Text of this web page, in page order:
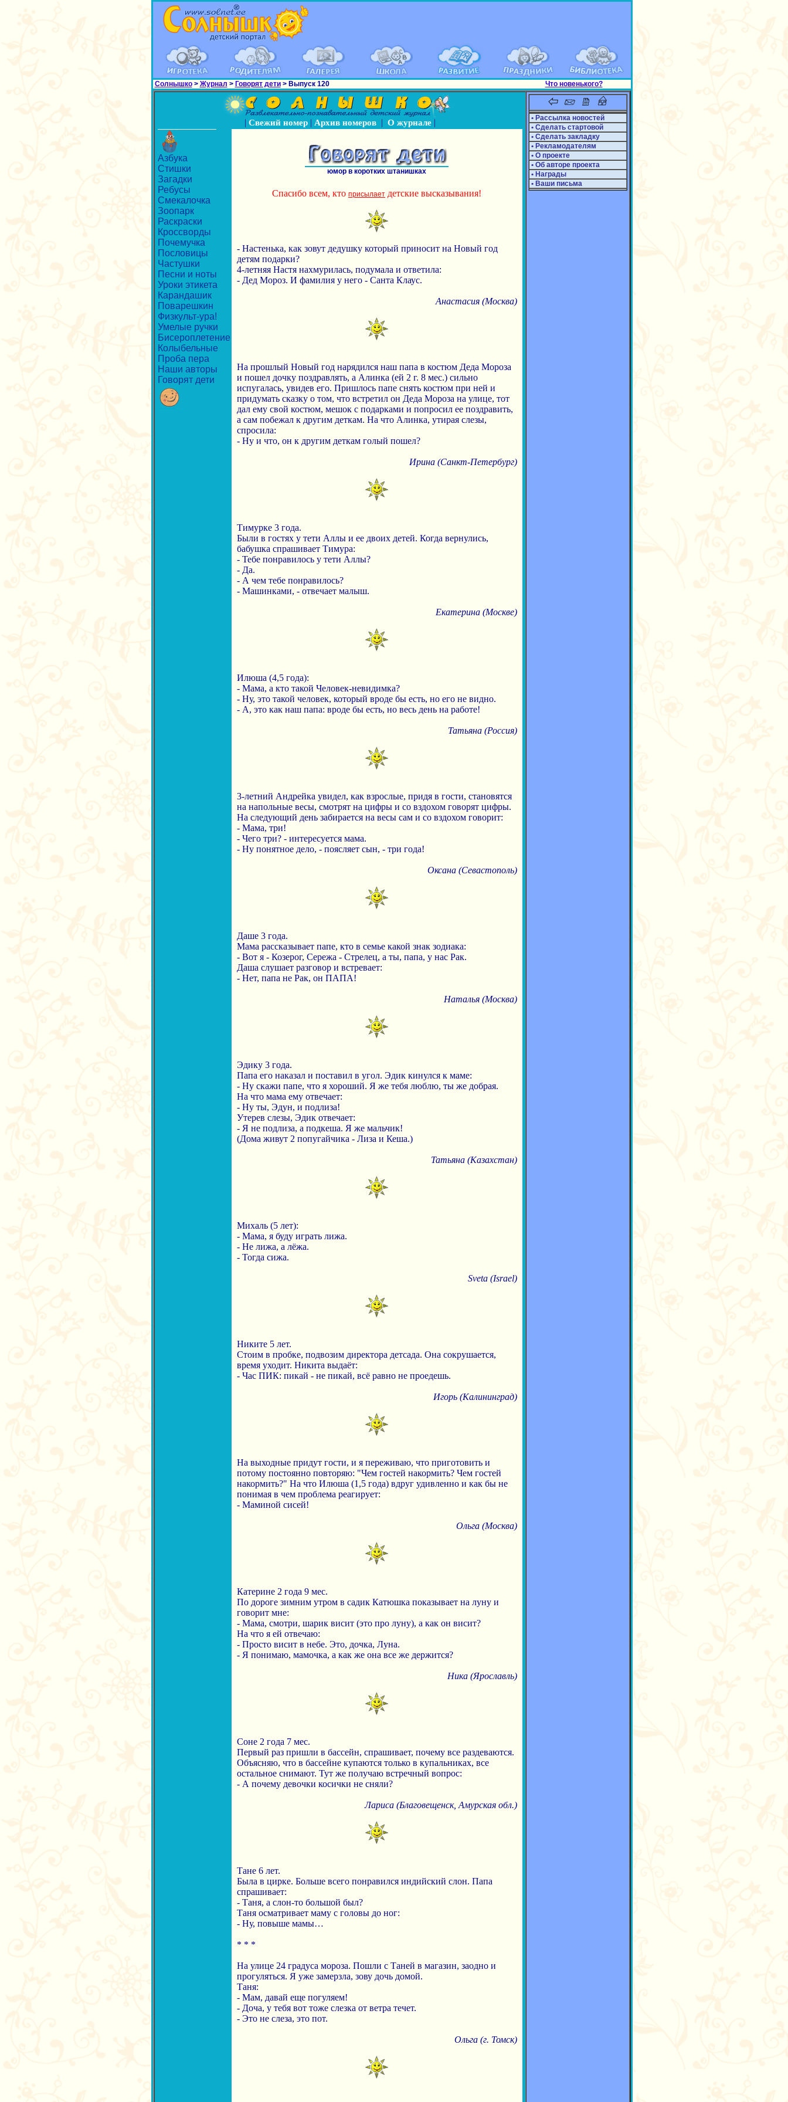
Солнышко> Журнал > Говорят дети> Выпуск 120 Что новенького?
| Свежий номер| Архив номеров| О журнале|
Азбука
Стишки
Загадки
Ребусы
Смекалочка
Зоопарк
Раскраски
Кроссворды
Почемучка
Пословицы
Частушки
Песни и ноты
Уроки этикета
Карандашик
Поварешкин
Физкульт-ура!
Умелые ручки
Бисероплетение
Колыбельные
Проба пера
Наши авторы
Говорят дети
юмор в коротких штанишках
Спасибо всем, кто присылает детские высказывания!
- Настенька, как зовут дедушку который приносит на Новый год
детям подарки?
4-летняя Настя нахмурилась, подумала и ответила:
- Дед Мороз. И фамилия у него - Санта Клаус.
Анастасия (Москва)
На прошлый Новый год нарядился наш папа в костюм Деда Мороза
и пошел дочку поздравлять, а Алинка (ей 2 г. 8 мес.) сильно
испугалась, увидев его. Пришлось папе снять костюм при ней и
придумать сказку о том, что встретил он Деда Мороза на улице, тот
дал ему свой костюм, мешок с подарками и попросил ее поздравить,
а сам побежал к другим деткам. На что Алинка, утирая слезы,
спросила:
- Ну и что, он к другим деткам голый пошел?
Ирина (Санкт-Петербург)
Тимурке 3 года.
Были в гостях у тети Аллы и ее двоих детей. Когда вернулись,
бабушка спрашивает Тимура:
- Тебе понравилось у тети Аллы?
- Да.
- А чем тебе понравилось?
- Машинками, - отвечает малыш.
Екатерина (Москве)
Илюша (4,5 года):
- Мама, а кто такой Человек-невидимка?
- Ну, это такой человек, который вроде бы есть, но его не видно.
- А, это как наш папа: вроде бы есть, но весь день на работе!
Татьяна (Россия)
3-летний Андрейка увидел, как взрослые, придя в гости, становятся
на напольные весы, смотрят на цифры и со вздохом говорят цифры.
На следующий день забирается на весы сам и со вздохом говорит:
- Мама, три!
- Чего три? - интересуется мама.
- Ну понятное дело, - поясляет сын, - три года!
Оксана (Севастополь)
Даше 3 года.
Мама рассказывает папе, кто в семье какой знак зодиака:
- Вот я - Козерог, Сережа - Стрелец, а ты, папа, у нас Рак.
Даша слушает разговор и встревает:
- Нет, папа не Рак, он ПАПА!
Наталья (Москва)
Эдику 3 года.
Папа его наказал и поставил в угол. Эдик кинулся к маме:
- Ну скажи папе, что я хороший. Я же тебя люблю, ты же добрая.
На что мама ему отвечает:
- Ну ты, Эдун, и подлиза!
Утерев слезы, Эдик отвечает:
- Я не подлиза, а подкеша. Я же мальчик!
(Дома живут 2 попугайчика - Лиза и Кеша.)
Татьяна (Казахстан)
Михаль (5 лет):
- Мама, я буду играть лижа.
- Не лижа, а лёжа.
- Тогда сижа.
Sveta (Israel)
Никите 5 лет.
Стоим в пробке, подвозим директора детсада. Она сокрушается,
время уходит. Никита выдаёт:
- Час ПИК: пикай - не пикай, всё равно не проедешь.
Игорь (Калининград)
На выходные придут гости, и я переживаю, что приготовить и
потому постоянно повторяю: "Чем гостей накормить? Чем гостей
накормить?" На что Илюша (1,5 года) вдруг удивленно и как бы не
понимая в чем проблема реагирует:
- Маминой сисей!
Ольга (Москва)
Катерине 2 года 9 мес.
По дороге зимним утром в садик Катюшка показывает на луну и
говорит мне:
- Мама, смотри, шарик висит (это про луну), а как он висит?
На что я ей отвечаю:
- Просто висит в небе. Это, дочка, Луна.
- Я понимаю, мамочка, а как же она все же держится?
Ника (Ярославль)
Соне 2 года 7 мес.
Первый раз пришли в бассейн, спрашивает, почему все раздеваются.
Объясняю, что в бассейне купаются только в купальниках, все
остальное снимают. Тут же получаю встречный вопрос:
- А почему девочки косички не сняли?
Лариса (Благовещенск, Амурская обл.)
Тане 6 лет.
Была в цирке. Больше всего понравился индийский слон. Папа
спрашивает:
- Таня, а слон-то большой был?
Таня осматривает маму с головы до ног:
- Ну, повыше мамы…
* * *
На улице 24 градуса мороза. Пошли с Таней в магазин, заодно и
прогуляться. Я уже замерзла, зову дочь домой.
Таня:
- Мам, давай еще погуляем!
- Доча, у тебя вот тоже слезка от ветра течет.
- Это не слеза, это пот.
Ольга (г. Томск)
• Рассылка новостей
• Сделать стартовой
• Сделать закладку
• Рекламодателям
• О проекте
• Об авторе проекта
• Награды
• Ваши письма